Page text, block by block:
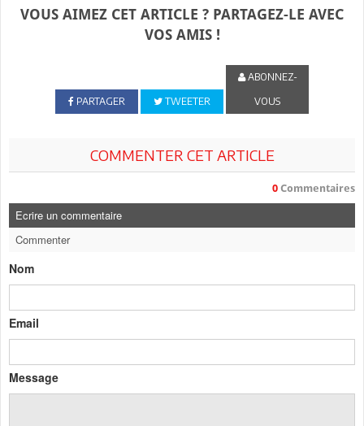
VOUS AIMEZ CET ARTICLE ? PARTAGEZ-LE AVEC
VOS AMIS !
PARTAGER TWEETER
ABONNEZ-
VOUS
COMMENTER CET ARTICLE
0 Commentaires
Ecrire un commentaire
Commenter
Nom
Email
Message